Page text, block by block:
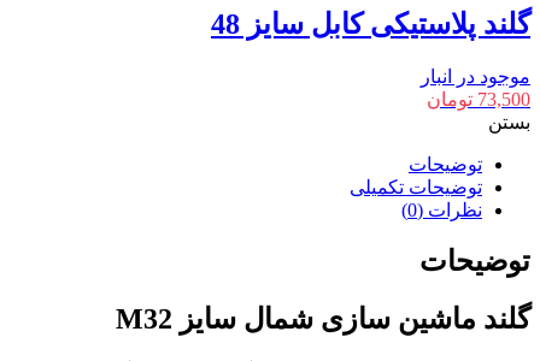
گلند پلاستیکی کابل سایز 48
موجود در انبار
73,500 تومان
بستن
توضیحات
توضیحات تکمیلی
نظرات (0)
توضیحات
گلند ماشین سازی شمال سایز M32